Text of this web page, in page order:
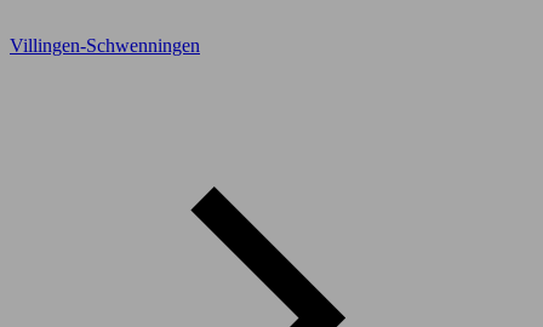
Villingen-Schwenningen